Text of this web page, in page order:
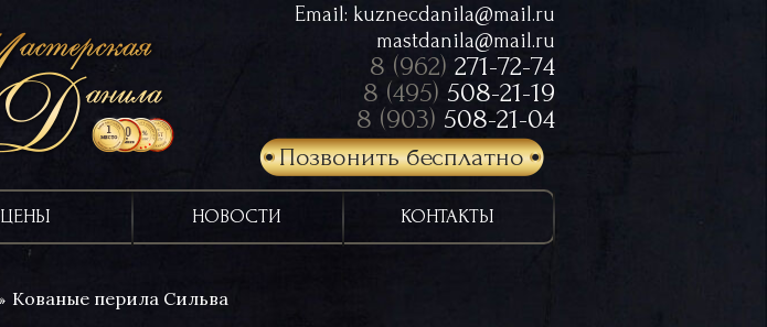
Email: kuznecdanila@mail.ru
mastdanila@mail.ru
8 (962) 271-72-74
8 (495) 508-21-19
8 (903) 508-21-04
Позвонить бесплатно
ЦЕНЫ НОВОСТИ КОНТАКТЫ
Кованые перила Сильва